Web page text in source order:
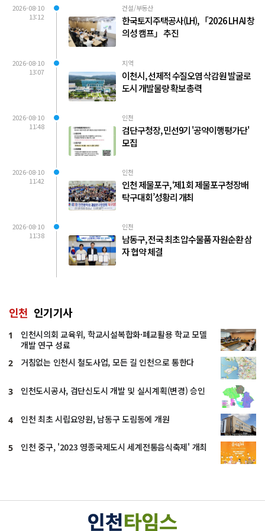
2026-08-10
13:12
건설/부동산
한국토지주택공사(LH), 「2026 LH AI 창
의성 캠프」 추진
2026-08-10
13:07
지역
이천시, 선제적 수질오염 삭감원 발굴로
도시 개발물량 확보 총력
2026-08-10
11:48
인천
검단구청장, 민선9기 '공약이행평가단'
모집
2026-08-10
11:42
인천
인천 제물포구, ‘제1회 제물포구청장배
탁구대회’성황리 개최
2026-08-10
11:38
인천
남동구, 전국 최초 압수물품 자원순환 삼
자 협약 체결
인천 인기기사
1
인천시의회 교육위, 학교시설복합화·폐교활용 학교 모델
개발 연구 성료
2 거침없는 인천시 철도사업, 모든 길 인천으로 통한다
3 인천도시공사, 검단신도시 개발 및 실시계획(변경) 승인
4 인천 최초 시립요양원, 남동구 도림동에 개원
5 인천 중구, '2023 영종국제도시 세계전통음식축제' 개최